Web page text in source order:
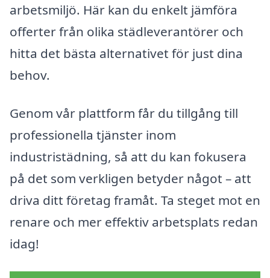
arbetsmiljö. Här kan du enkelt jämföra
offerter från olika städleverantörer och
hitta det bästa alternativet för just dina
behov.
Genom vår plattform får du tillgång till
professionella tjänster inom
industristädning, så att du kan fokusera
på det som verkligen betyder något – att
driva ditt företag framåt. Ta steget mot en
renare och mer effektiv arbetsplats redan
idag!